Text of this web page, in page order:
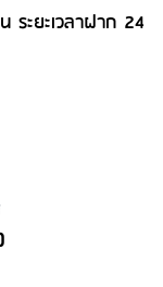
ระยะเวลาฝาก 24